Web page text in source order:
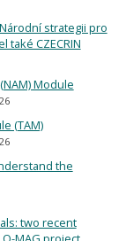
strategii pro
CZECRIN
Module
(TAM)
the
two recent